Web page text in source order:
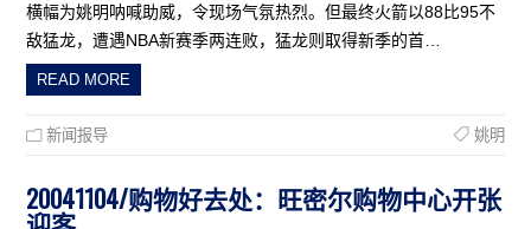
横幅为姚明呐喊助威，令现场气氛热烈。但最终火箭以88比95不
敌猛龙，遭遇NBA新赛季两连败，猛龙则取得新季的首…
READ MORE
新闻报导 姚明
20041104/购物好去处：旺密尔购物中心开张